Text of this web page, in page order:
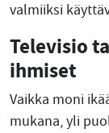
valmiiksi
Televisio
ihmiset
Vaikka moni
mukana, yli